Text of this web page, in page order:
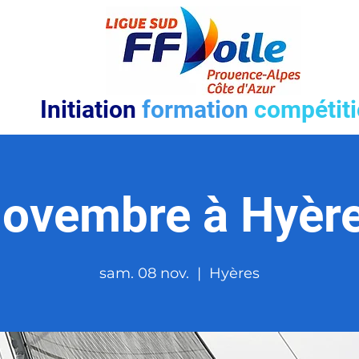
Initiationformation
à
sam. 08 nov.
  |
Hyères